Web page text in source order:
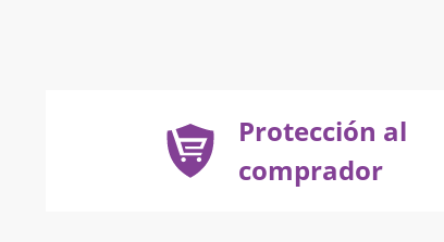
Protección al
comprador